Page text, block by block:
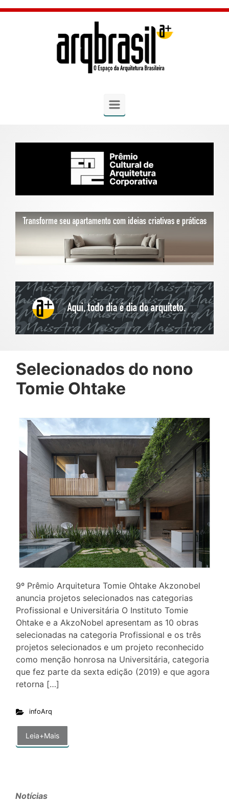
Skip to main content
Selecionados do nono
Tomie Ohtake
9º Prêmio Arquitetura Tomie Ohtake Akzonobel
anuncia projetos selecionados nas categorias
Profissional e Universitária O Instituto Tomie
Ohtake e a AkzoNobel apresentam as 10 obras
selecionadas na categoria Profissional e os três
projetos selecionados e um projeto reconhecido
como menção honrosa na Universitária, categoria
que fez parte da sexta edição (2019) e que agora
retorna […]
infoArq
Leia+Mais
Notícias